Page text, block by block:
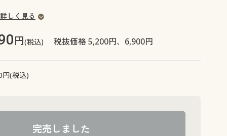
しく見る
円(税込) 税抜価格 5,200円、6,900円
円(税込)
完売しました